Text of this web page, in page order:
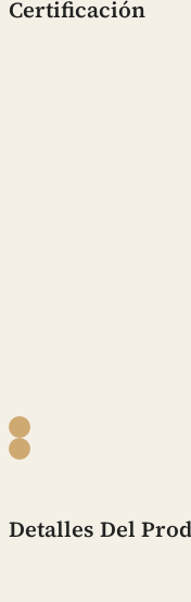
Certificación
Detalles Del